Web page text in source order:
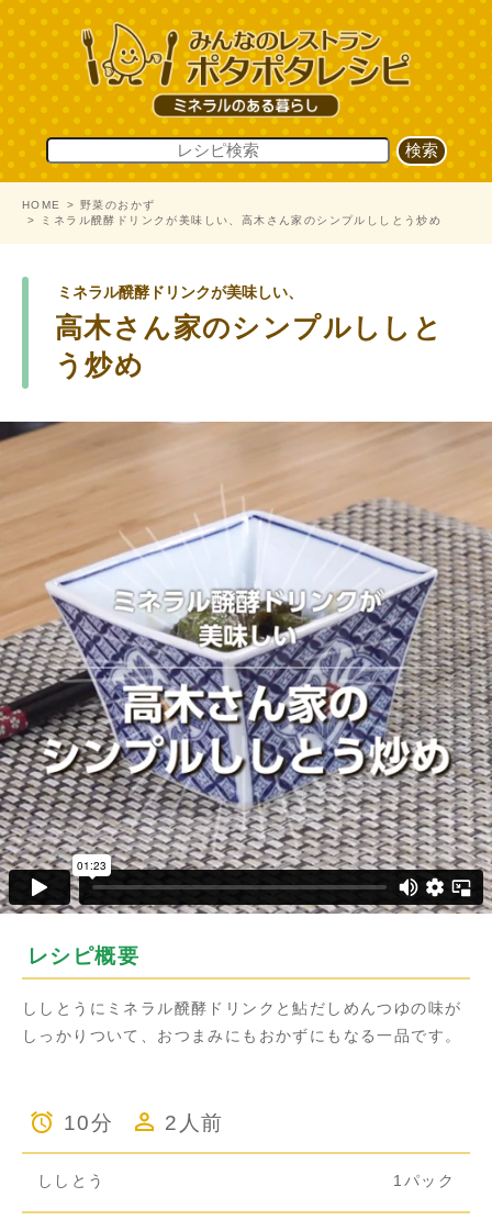
HOME
野菜のおかず
ミネラル醗酵ドリンクが美味しい、高木さん家のシンプルししとう炒め
ミネラル醗酵ドリンクが美味しい、
高木さん家のシンプルししと
う炒め
レシピ概要
ししとうにミネラル醗酵ドリンクと鮎だしめんつゆの味が
しっかりついて、おつまみにもおかずにもなる一品です。
10分 2人前
ししとう 1パック